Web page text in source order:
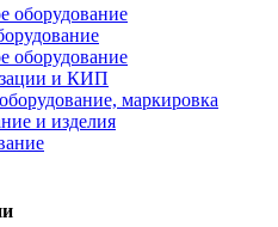
оборудование
оборудование
и КИП
маркировка
и изделия